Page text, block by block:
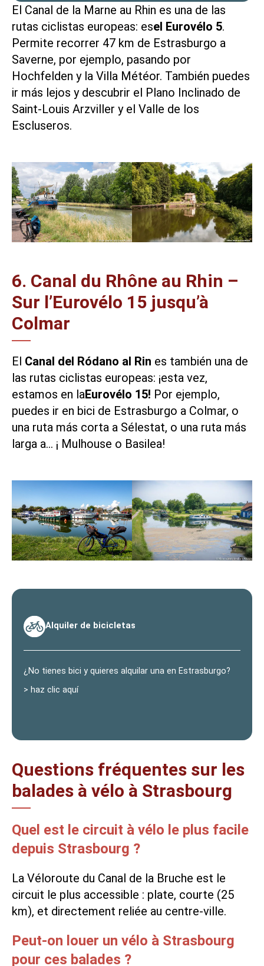
El Canal de la Marne au Rhin es una de las
rutas ciclistas europeas: esel Eurovélo 5.
Permite recorrer 47 km de Estrasburgo a
Saverne, por ejemplo, pasando por
Hochfelden y la Villa Météor. También puedes
ir más lejos y descubrir el Plano Inclinado de
Saint-Louis Arzviller y el Valle de los
Escluseros.
6. Canal du Rhône au Rhin –
Sur l’Eurovélo 15 jusqu’à
Colmar
El Canal del Ródano al Rin es también una de
las rutas ciclistas europeas: ¡esta vez,
estamos en laEurovélo 15! Por ejemplo,
puedes ir en bici de Estrasburgo a Colmar, o
una ruta más corta a Sélestat, o una ruta más
larga a… ¡ Mulhouse o Basilea!
Alquiler de bicicletas
¿No tienes bici y quieres alquilar una en Estrasburgo?
> haz clic aquí
Questions fréquentes sur les
balades à vélo à Strasbourg
Quel est le circuit à vélo le plus facile
depuis Strasbourg ?
La Véloroute du Canal de la Bruche est le
circuit le plus accessible : plate, courte (25
km), et directement reliée au centre-ville.
Peut-on louer un vélo à Strasbourg
pour ces balades ?